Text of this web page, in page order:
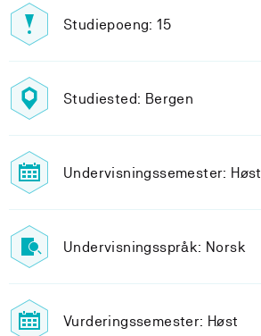
Studiepoeng: 15
Studiested: Bergen
Undervisningssemester: Høst
Undervisningsspråk: Norsk
Vurderingssemester: Høst